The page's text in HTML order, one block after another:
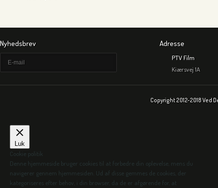
Nyhedsbrev Adresse
PTV Film
Kiærsvej 1A
Copyright 2012-2018 Ved
Luk
Cookie politik
Denne hjemmeside bruger cookies til at forbedre din oplevelse, mens du
navigerer gennem hjemmesiden. Ud af disse gemmes de cookies, der
kategoriseres efter behov, i din browser, da de er afgørende for, at